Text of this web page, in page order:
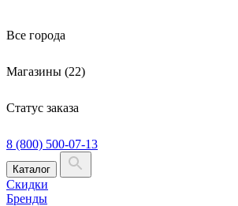
Все города
Магазины (22)
Статус заказа
8 (800) 500-07-13
Каталог
Скидки
Бренды